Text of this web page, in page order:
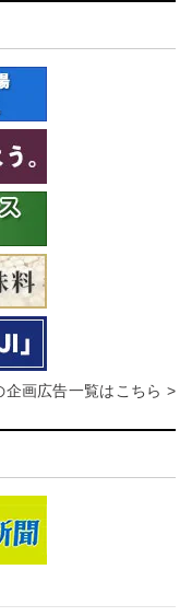
企画広告一覧はこちら >